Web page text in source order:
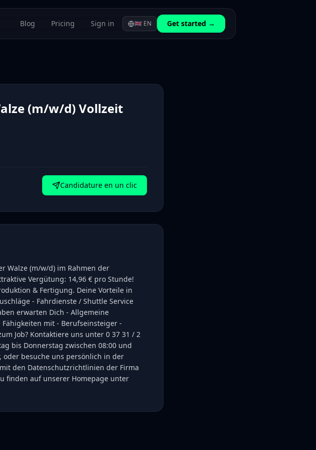
Blog Pricing Sign in 🇬🇧 EN Get started →
(m/w/d) Vollzeit
Candidature en un clic
Walze (m/w/d) im Rahmen der
Vergütung: 14,96 € pro Stunde!
& Fertigung. Deine Vorteile in
- Fahrdienste / Shuttle Service
erwarten Dich - Allgemeine
mit - Berufseinsteiger -
Job? Kontaktiere uns unter 0 37 31 / 2
bis Donnerstag zwischen 08:00 und
oder besuche uns persönlich in der
den Datenschutzrichtlinien der Firma
finden auf unserer Homepage unter